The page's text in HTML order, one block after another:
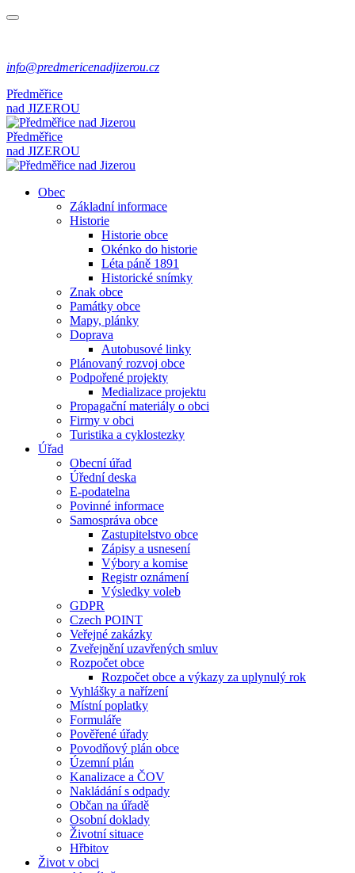
info@predmericenadjizerou.cz
Předměřice
nad JIZEROU
Předměřice
nad JIZEROU
Obec
Základní informace
Historie
Historie obce
Okénko do historie
Léta páně 1891
Historické snímky
Znak obce
Památky obce
Mapy, plánky
Doprava
Autobusové linky
Plánovaný rozvoj obce
Podpořené projekty
Medializace projektu
Propagační materiály o obci
Firmy v obci
Turistika a cyklostezky
Úřad
Obecní úřad
Úřední deska
E-podatelna
Povinné informace
Samospráva obce
Zastupitelstvo obce
Zápisy a usnesení
Výbory a komise
Registr oznámení
Výsledky voleb
GDPR
Czech POINT
Veřejné zakázky
Zveřejnění uzavřených smluv
Rozpočet obce
Rozpočet obce a výkazy za uplynulý rok
Vyhlášky a nařízení
Místní poplatky
Formuláře
Pověřené úřady
Povodňový plán obce
Územní plán
Kanalizace a ČOV
Nakládání s odpady
Občan na úřadě
Osobní doklady
Životní situace
Hřbitov
Život v obci